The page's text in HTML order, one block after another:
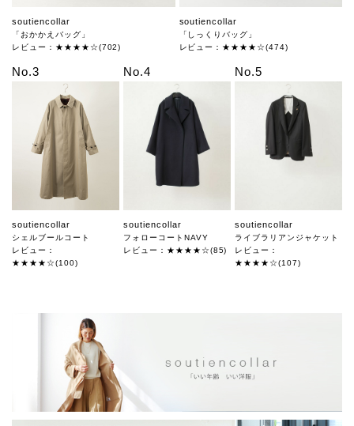
soutiencollar
「おかかえバッグ」
レビュー：★★★★☆(702)
soutiencollar
「しっくりバッグ」
レビュー：★★★★☆(474)
No.3
soutiencollar
シェルブールコート
レビュー：
★★★★☆(100)
No.4
soutiencollar
フォローコートNAVY
レビュー：★★★★☆(85)
No.5
soutiencollar
ライブラリアンジャケット
レビュー：
★★★★☆(107)